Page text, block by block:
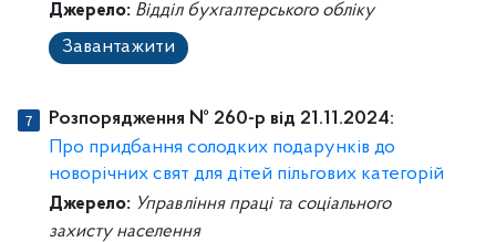
Джерело: Відділ бухгалтерського обліку
Завантажити
Розпорядження № 260-p від 21.11.2024:
Про придбання солодких подарунків до
новорічних свят для дітей пільгових категорій
Джерело: Управління праці та соціального
захисту населення